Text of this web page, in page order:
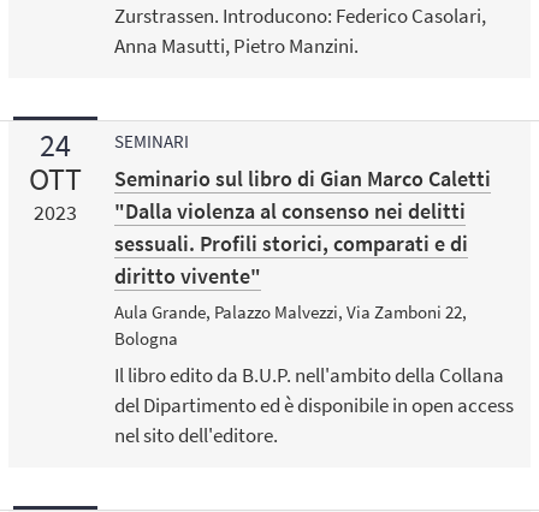
Zurstrassen. Introducono: Federico Casolari,
Anna Masutti, Pietro Manzini.
24
OTT
2023
SEMINARI
Seminario sul libro di Gian Marco Caletti
"Dalla violenza al consenso nei delitti
sessuali. Profili storici, comparati e di
diritto vivente"
Aula Grande, Palazzo Malvezzi, Via Zamboni 22,
Bologna
Il libro edito da B.U.P. nell'ambito della Collana
del Dipartimento ed è disponibile in open access
nel sito dell'editore.